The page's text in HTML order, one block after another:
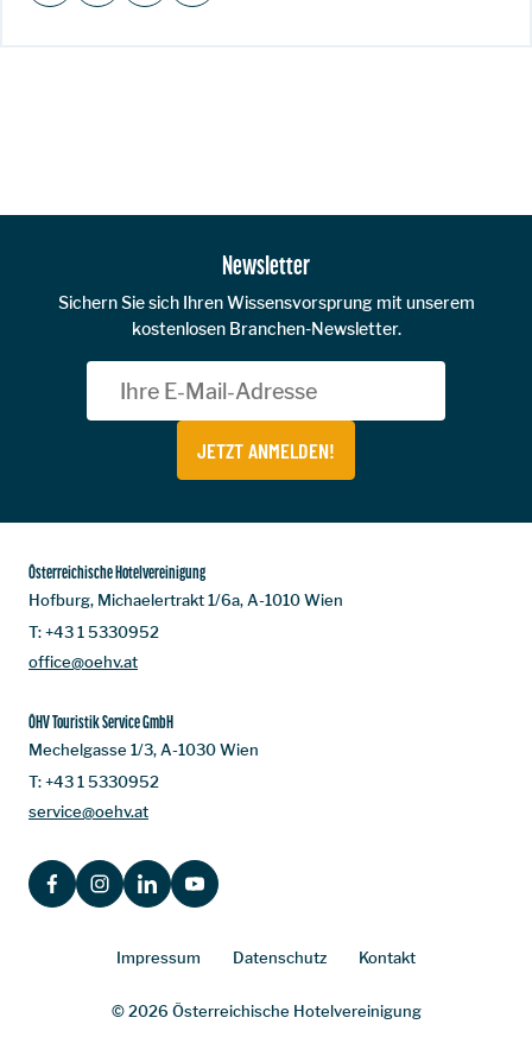
Newsletter
Sichern Sie sich Ihren Wissensvorsprung mit unserem
kostenlosen Branchen-Newsletter.
JETZT ANMELDEN!
Österreichische Hotelvereinigung
Hofburg, Michaelertrakt 1/6a, A-1010 Wien
T:+43 1 5330952
office@oehv.at
ÖHV Touristik Service GmbH
Mechelgasse 1/3, A-1030 Wien
T:+43 1 5330952
service@oehv.at
FACEBOOKINSTAGRAMLINKEDINYOUTUBE
Impressum Datenschutz Kontakt
© 2026 Österreichische Hotelvereinigung